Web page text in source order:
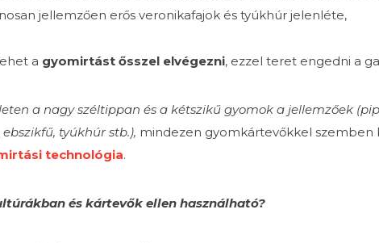
jellemzően erős veronikafajok és tyúkhúr jelenléte,
a gyomirtást ősszel elvégezni, ezzel teret engedni a
a nagy széltippan és a kétszikű gyomok a jellemzőek
tyúkhúr stb.), mindezen gyomkártevőkkel szemben
technológia.
és kártevők ellen használható?